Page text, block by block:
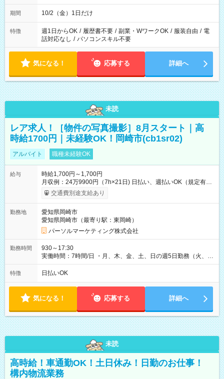
期間 10/2（金）1日だけ
特徴 週1日からOK / 履歴書不要 / 副業・WワークOK / 服装自由 / 電
話対応なし / パソコンスキル不要
気になる！ 応募する 詳細へ
未読
レア求人！［物件の写真撮影］8月スタート｜高
時給1700円｜未経験OK！岡崎市(cb1sr02)
アルバイト 職種未経験OK
給与
時給1,700円～1,700円
月収例：24万9900円（7h×21日) 日払い、週払いOK（規定有
り） 【試用期間】試用期間なし
交通費別途支給あり
勤務地
愛知県岡崎市
愛知県岡崎市（最寄り駅：東岡崎）
パーソルマーケティング株式会社
勤務時間
930～17:30
実働時間：7時間/日 ・月、木、金、土、日の週5日勤務（火、水
は固定休です／夏季、年末年始等、長期休暇有り！） ・ワンシ
フト！ 残業ほぼナシ（0～5h/月）
特徴 日払いOK
気になる！ 応募する 詳細へ
未読
高時給！車通勤OK！土日休み！日勤のお仕事！
構内物流業務